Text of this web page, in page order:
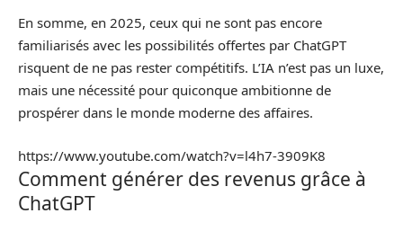
En somme, en 2025, ceux qui ne sont pas encore
familiarisés avec les possibilités offertes par ChatGPT
risquent de ne pas rester compétitifs. L’IA n’est pas un luxe,
mais une nécessité pour quiconque ambitionne de
prospérer dans le monde moderne des affaires.
https://www.youtube.com/watch?v=l4h7-3909K8
Comment générer des revenus grâce à
ChatGPT